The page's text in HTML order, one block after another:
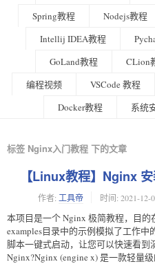
Spring教程
Nodejs教程
Intellij IDEA教程
GoLand教程
CLion
编程视频
VSCode 教程
Docker教程
系统
标签 Nginx入门教程 下的文章
【Linux教程】Nginx
作者: 工具帝 时间: 2021-12-
本项目是一个 Nginx 极简教程，目的
examples目录中的示例模拟了工作
脚本一键式启动，让您可以快速看
Nginx?Nginx (engine x) 是一款轻量